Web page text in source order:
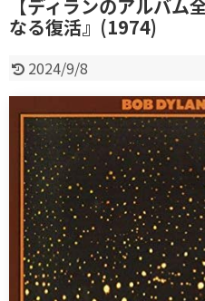
【ディランのアルバム
なる復活』(1974)
2024/9/8